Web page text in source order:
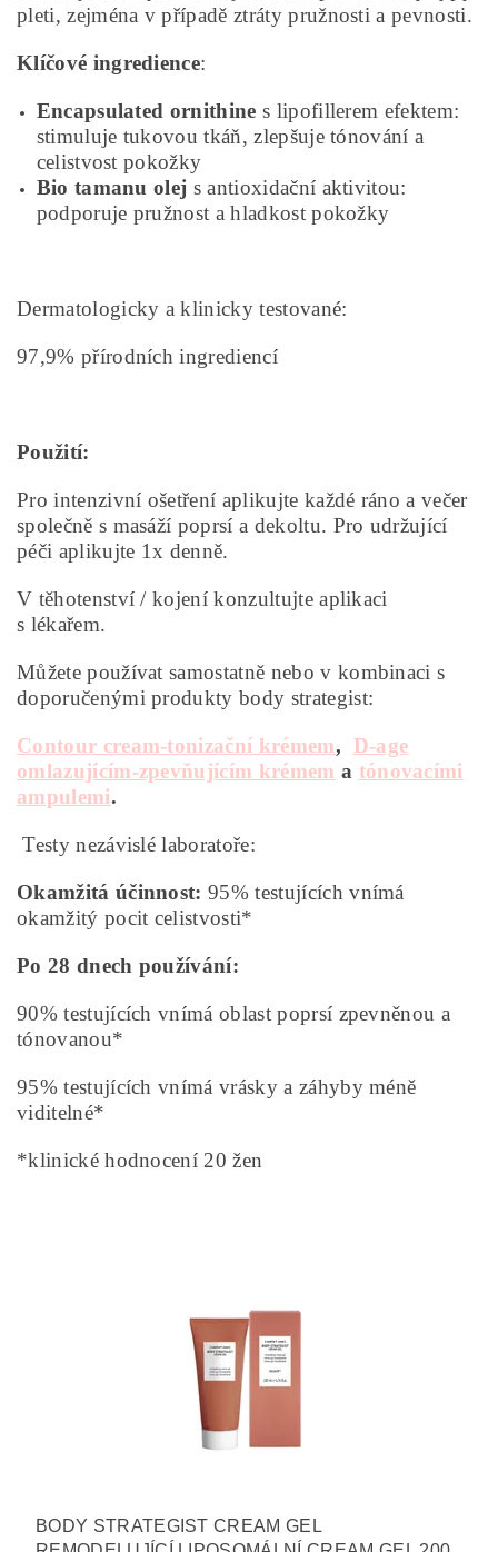
pleti, zejména v případě ztráty pružnosti a pevnosti.
Klíčové ingredience:
Encapsulated ornithine s lipofillerem efektem:
stimuluje tukovou tkáň, zlepšuje tónování a
celistvost pokožky
Bio tamanu olej s antioxidační aktivitou:
podporuje pružnost a hladkost pokožky
Dermatologicky a klinicky testované:
97,9% přírodních ingrediencí
Použití:
Pro intenzivní ošetření aplikujte každé ráno a večer
společně s masáží poprsí a dekoltu. Pro udržující
péči aplikujte 1x denně.
V těhotenství / kojení konzultujte aplikaci
s lékařem.
Můžete používat samostatně nebo v kombinaci s
doporučenými produkty body strategist:
Contour cream-tonizační krémem, D-age
omlazujícím-zpevňujícím krémem a tónovacími
ampulemi.
Testy nezávislé laboratoře:
Okamžitá účinnost:95% testujících vnímá
okamžitý pocit celistvosti*
Po 28 dnech používání:
90% testujících vnímá oblast poprsí zpevněnou a
tónovanou*
95% testujících vnímá vrásky a záhyby méně
viditelné*
*klinické hodnocení 20 žen
BODY STRATEGIST CREAM GEL